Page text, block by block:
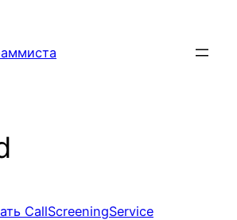
CallScreeningService